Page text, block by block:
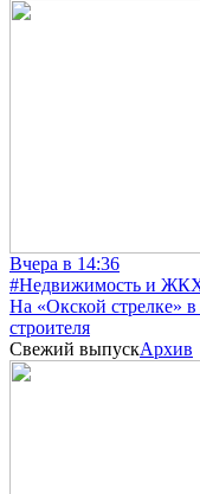
Вчера в 14:36
#Недвижимость и
На «Окской стрелке»
строителя
Свежий выпускАрхив